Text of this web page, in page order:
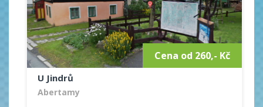
Cena od 260,- Kč
U Jindrů
Abertamy